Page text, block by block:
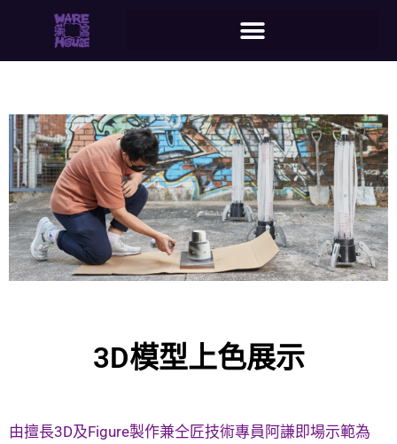
3D模型上色展示
由擅長3D及Figure製作兼仝匠技術專員阿謙即場示範為